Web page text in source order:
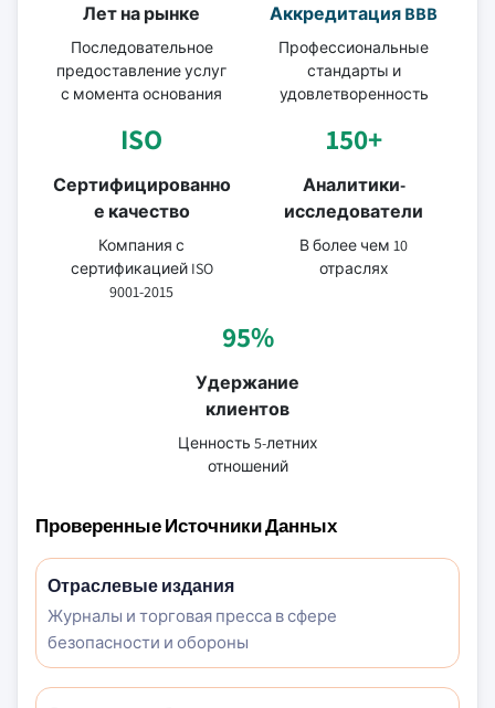
Лет на рынке
Последовательное
предоставление услуг
с момента основания
Аккредитация BBB
Профессиональные
стандарты и
удовлетворенность
ISO
Сертифицированно
е качество
Компания с
сертификацией ISO
9001-2015
150+
Аналитики-
исследователи
В более чем 10
отраслях
95%
Удержание
клиентов
Ценность 5-летних
отношений
Проверенные Источники Данных
Отраслевые издания
Журналы и торговая пресса в сфере
безопасности и обороны